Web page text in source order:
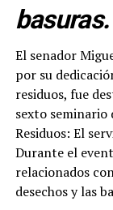
basuras.
El senador
por su
residuos, fue
sexto seminario
Residuos: El
Durante el
relacionados
desechos y las